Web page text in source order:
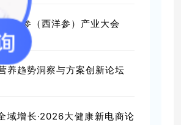
际人参（西洋参）产业大会
养趋势洞察与方案创新论坛
域增长·2026大健康新电商论